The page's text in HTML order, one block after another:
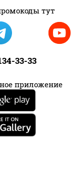
тут
33-33
приложение
рис
куриная грудка с
соус "Цезарь"
яйца чеснок